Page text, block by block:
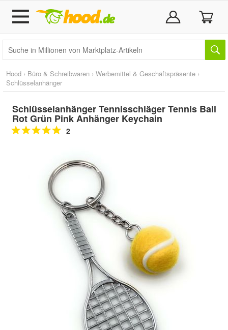
Hood › Büro & Schreibwaren › Werbemittel & Geschäftspräsente ›
Schlüsselanhänger
Schlüsselanhänger Tennisschläger Tennis Ball
Rot Grün Pink Anhänger Keychain
2